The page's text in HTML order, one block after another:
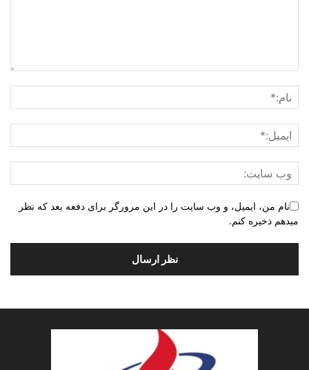
نام من، ایمیل، و وب سایت را در این مرورگر برای دفعه بعد که نظر
میدهم ذخیره کنم.